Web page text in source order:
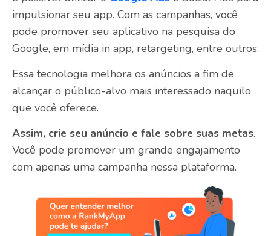
impulsionar seu app. Com as campanhas, você
pode promover seu aplicativo na pesquisa do
Google, em mídia in app, retargeting, entre outros.
Essa tecnologia melhora os anúncios a fim de
alcançar o público-alvo mais interessado naquilo
que você oferece.
Assim, crie seu anúncio e fale sobre suas metas.
Você pode promover um grande engajamento
com apenas uma campanha nessa plataforma.